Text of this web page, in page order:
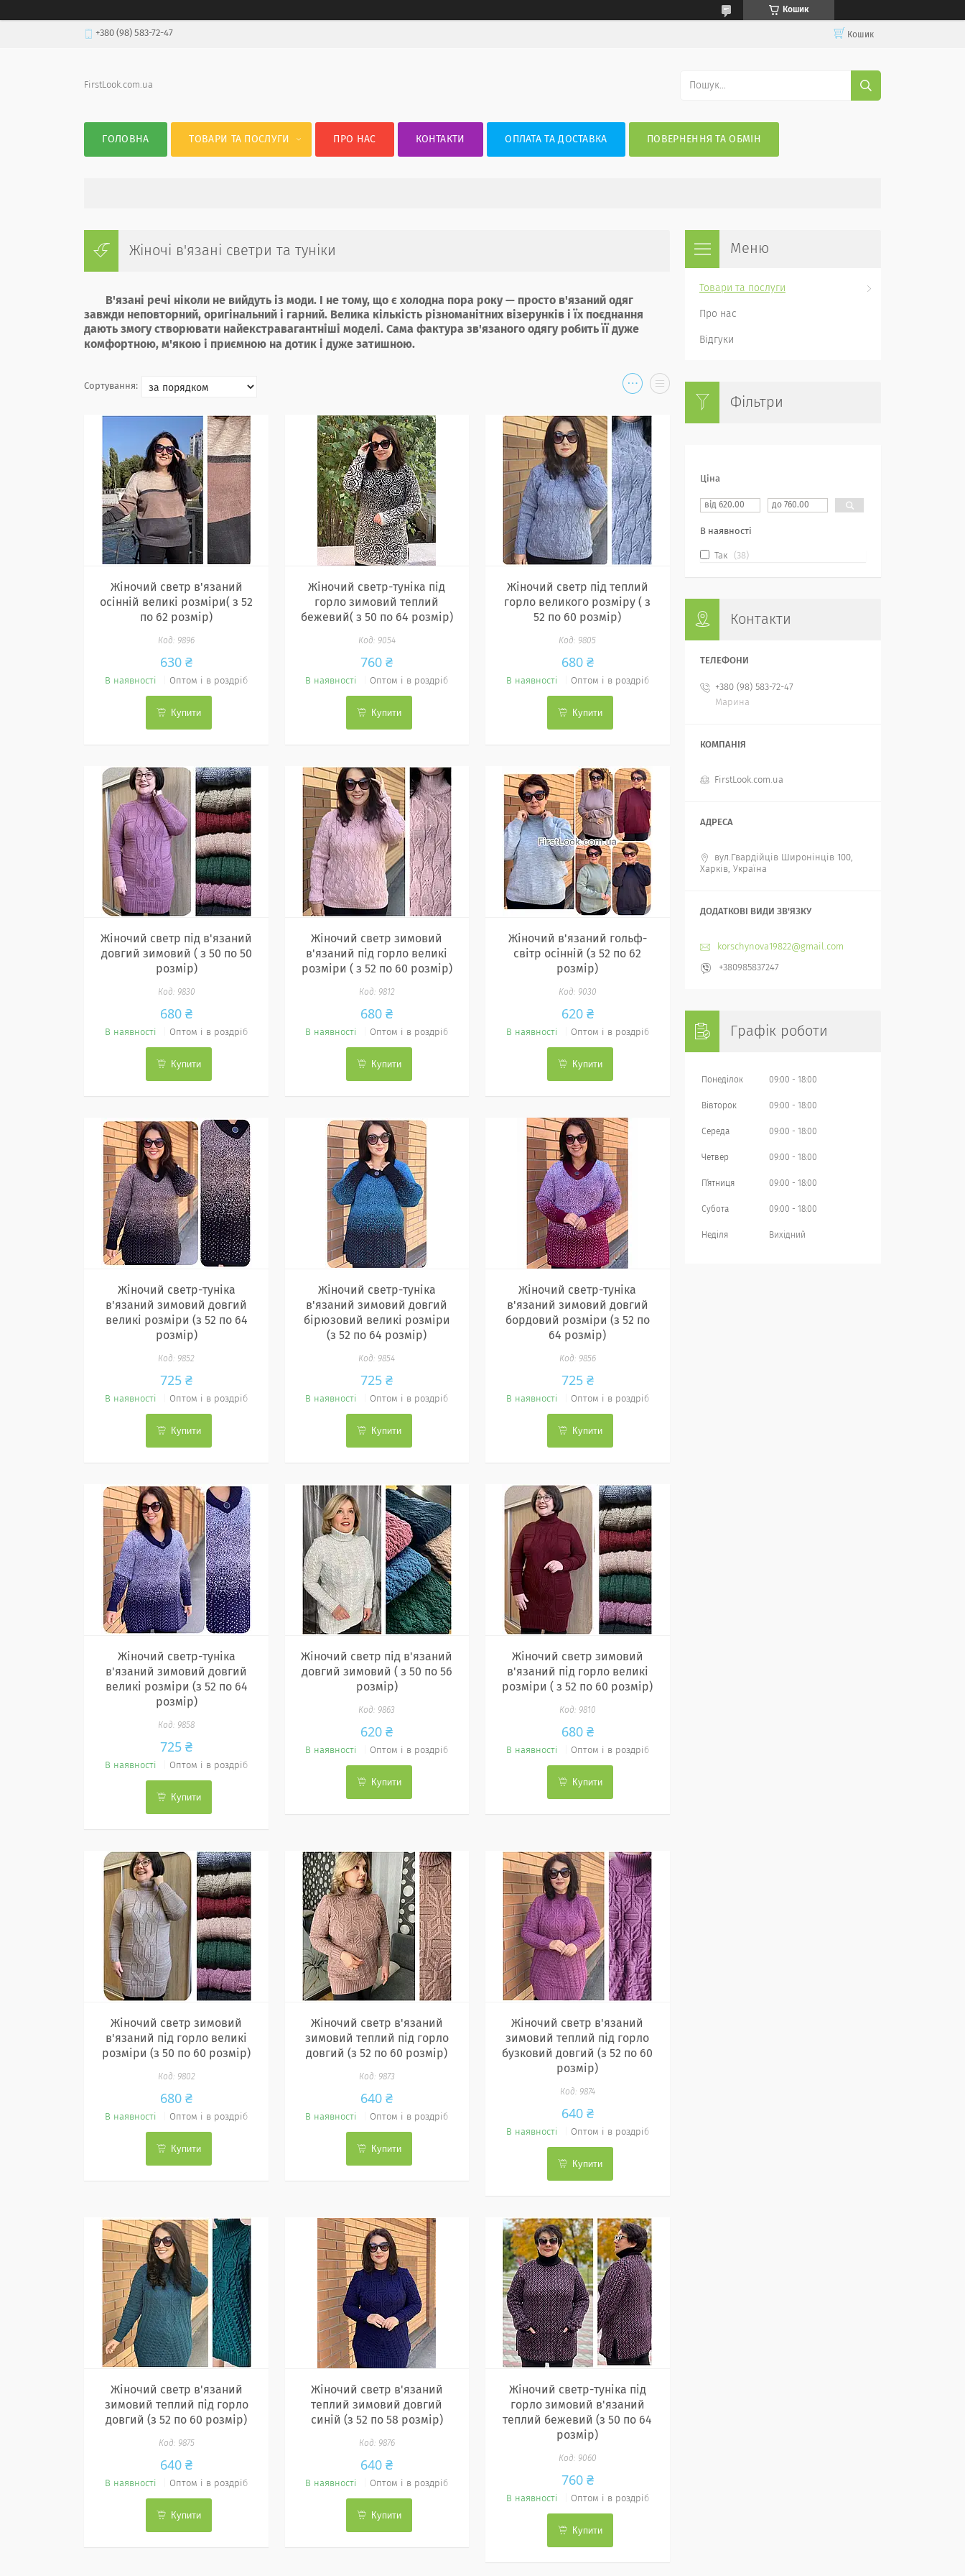
Кошик
+380 (98) 583-72-47 Кошик
FirstLook.com.ua
ГОЛОВНА ТОВАРИ ТА ПОСЛУГИ ПРО НАС КОНТАКТИ ОПЛАТА ТА ДОСТАВКА ПОВЕРНЕННЯ ТА ОБМІН
Жіночі в'язані светри та туніки
В'язані речі ніколи не вийдуть із моди. І не тому, що є холодна пора року — просто в'язаний одяг
завжди неповторний, оригінальний і гарний. Велика кількість різноманітних візерунків і їх поєднання
дають змогу створювати найекстравагантніші моделі. Сама фактура зв'язаного одягу робить її дуже
комфортною, м'якою і приємною на дотик і дуже затишною.
Жіночий светр в'язаний
осінній великі розміри( з 52
по 62 розмір)
9896
630 ₴
В наявності Оптом і в роздріб
Купити
Жіночий светр-туніка під
горло зимовий теплий
бежевий( з 50 по 64 розмір)
9054
760 ₴
В наявності Оптом і в роздріб
Купити
Жіночий светр під теплий
горло великого розміру ( з
52 по 60 розмір)
9805
680 ₴
В наявності Оптом і в роздріб
Купити
Жіночий светр під в'язаний
довгий зимовий ( з 50 по 50
розмір)
9830
680 ₴
В наявності Оптом і в роздріб
Купити
Жіночий светр зимовий
в'язаний під горло великі
розміри ( з 52 по 60 розмір)
9812
680 ₴
В наявності Оптом і в роздріб
Купити
Жіночий в'язаний гольф-
світр осінній (з 52 по 62
розмір)
9030
620 ₴
В наявності Оптом і в роздріб
Купити
Жіночий светр-туніка
в'язаний зимовий довгий
великі розміри (з 52 по 64
розмір)
9852
725 ₴
В наявності Оптом і в роздріб
Купити
Жіночий светр-туніка
в'язаний зимовий довгий
бірюзовий великі розміри
(з 52 по 64 розмір)
9854
725 ₴
В наявності Оптом і в роздріб
Купити
Жіночий светр-туніка
в'язаний зимовий довгий
бордовий розміри (з 52 по
64 розмір)
9856
725 ₴
В наявності Оптом і в роздріб
Купити
Жіночий светр-туніка
в'язаний зимовий довгий
великі розміри (з 52 по 64
розмір)
9858
725 ₴
В наявності Оптом і в роздріб
Купити
Жіночий светр під в'язаний
довгий зимовий ( з 50 по 56
розмір)
9863
620 ₴
В наявності Оптом і в роздріб
Купити
Жіночий светр зимовий
в'язаний під горло великі
розміри ( з 52 по 60 розмір)
9810
680 ₴
В наявності Оптом і в роздріб
Купити
Жіночий светр зимовий
в'язаний під горло великі
розміри (з 50 по 60 розмір)
9802
680 ₴
В наявності Оптом і в роздріб
Купити
Жіночий светр в'язаний
зимовий теплий під горло
довгий (з 52 по 60 розмір)
9873
640 ₴
В наявності Оптом і в роздріб
Купити
Жіночий светр в'язаний
зимовий теплий під горло
бузковий довгий (з 52 по 60
розмір)
9874
640 ₴
В наявності Оптом і в роздріб
Купити
Жіночий светр в'язаний
зимовий теплий під горло
довгий (з 52 по 60 розмір)
9875
640 ₴
В наявності Оптом і в роздріб
Купити
Жіночий светр в'язаний
теплий зимовий довгий
синій (з 52 по 58 розмір)
9876
640 ₴
В наявності Оптом і в роздріб
Купити
Жіночий светр-туніка під
горло зимовий в'язаний
теплий бежевий (з 50 по 64
розмір)
9060
760 ₴
В наявності Оптом і в роздріб
Купити
Товари та послуги
Про нас
Відгуки
Фільтри
Ціна
В наявності
Так 38
Контакти
+380 (98) 583-72-47
Марина
FirstLook.com.ua
вул.Гвардійців Широнінців 100,
Харків, Україна
korschynova19822@gmail.com
+380985837247
Графік роботи
Понеділок 09:00 18:00
Вівторок 09:00 18:00
Середа 09:00 18:00
Четвер 09:00 18:00
Пʼятниця 09:00 18:00
Субота 09:00 18:00
Неділя Вихідний